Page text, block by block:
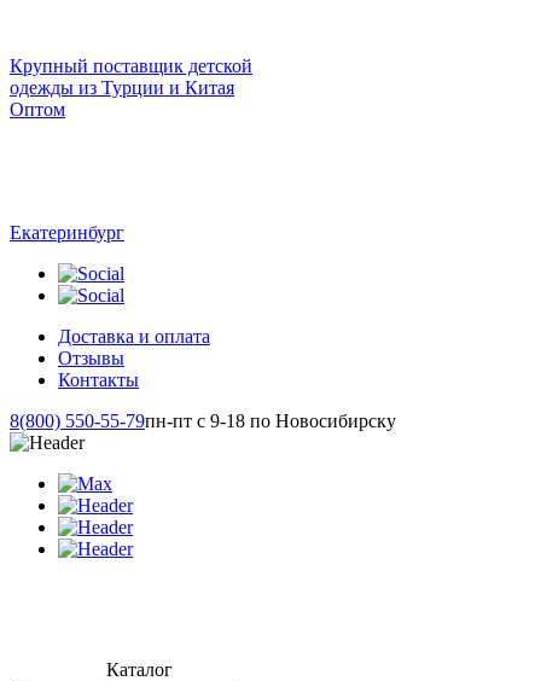
Крупный поставщик детской
одежды из Турции и Китая
Оптом
Екатеринбург
Доставка и оплата
Отзывы
Контакты
8(800) 550-55-79пн-пт с 9-18 по Новосибирску
Каталог